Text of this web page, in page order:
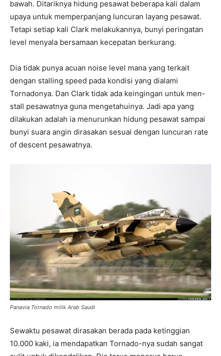
bawah. Ditariknya hidung pesawat beberapa kali dalam
upaya untuk memperpanjang luncuran layang pesawat.
Tetapi setiap kali Clark melakukannya, bunyi peringatan
level menyala bersamaan kecepatan berkurang.
Dia tidak punya acuan noise level mana yang terkait
dengan stalling speed pada kondisi yang dialami
Tornadonya. Dan Clark tidak ada keingingan untuk men-
stall pesawatnya guna mengetahuinya. Jadi apa yang
dilakukan adalah ia menurunkan hidung pesawat sampai
bunyi suara angin dirasakan sesuai dengan luncuran rate
of descent pesawatnya.
Panavia Tornado milik Arab Saudi
Sewaktu pesawat dirasakan berada pada ketinggian
10.000 kaki, ia mendapatkan Tornado-nya sudah sangat